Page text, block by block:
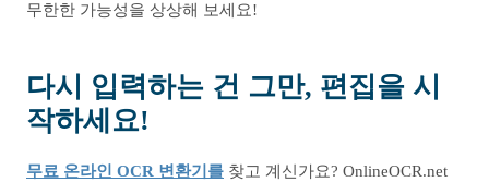
무한한 가능성을 상상해 보세요!
다시 입력하는 건 그만, 편집을 시
작하세요!
무료 온라인 OCR 변환기를 찾고 계신가요? OnlineOCR.net